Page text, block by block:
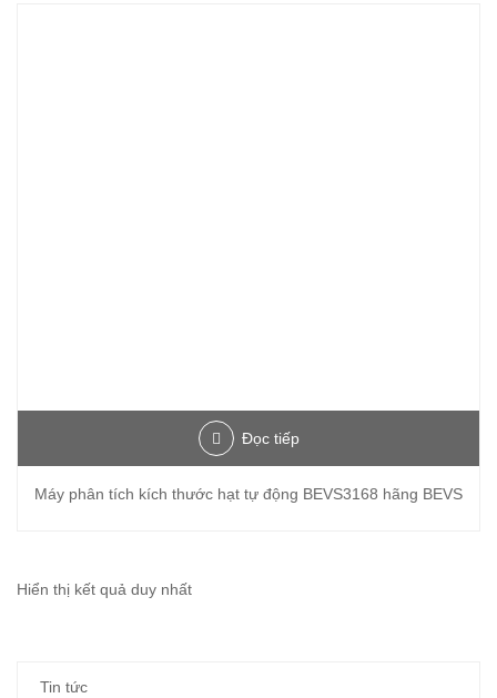
Đọc tiếp
Máy phân tích kích thước hạt tự động BEVS3168 hãng BEVS
Hiển thị kết quả duy nhất
Tin tức